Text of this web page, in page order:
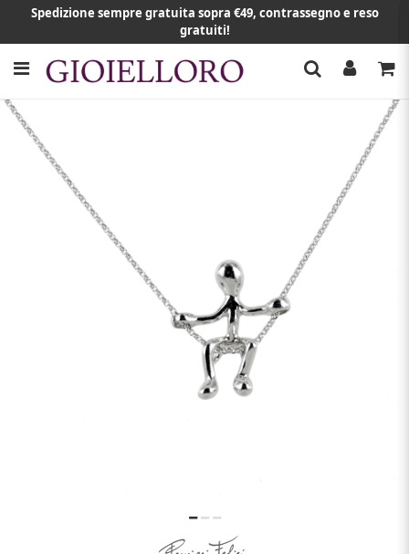
Spedizione sempre gratuita sopra €49, contrassegno e reso
gratuiti!